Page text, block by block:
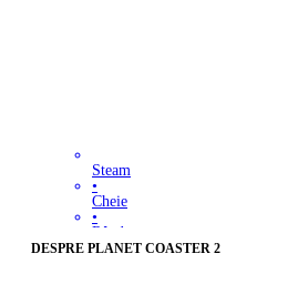
Steam
•
Cheie
•
Rând
143.91 RON
DESPRE PLANET COASTER 2